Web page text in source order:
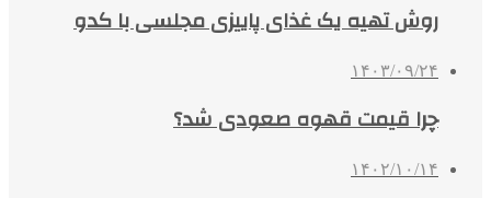
روش تهیه یک غذای پاییزی مجلسی با کدو
۱۴۰۳/۰۹/۲۴
چرا قیمت قهوه صعودی شد؟
۱۴۰۲/۱۰/۱۴